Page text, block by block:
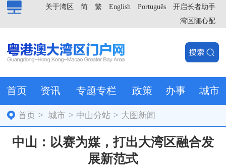
开启长者助手
Português
English
繁
简
关于湾区
湾区随心配
首页 资讯 专题专栏 政策 办事 城市
首页 >城市 > 中山分站 > 大图新闻
中山：以赛为媒，打出大湾区融合发
展新范式